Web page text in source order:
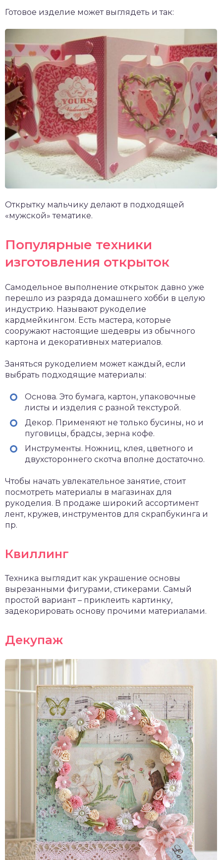
Готовое изделие может выглядеть и так:
Открытку мальчику делают в подходящей
«мужской» тематике.
Популярные техники
изготовления открыток
Самодельное выполнение открыток давно уже
перешло из разряда домашнего хобби в целую
индустрию. Называют рукоделие
кардмейкингом. Есть мастера, которые
сооружают настоящие шедевры из обычного
картона и декоративных материалов.
Заняться рукоделием может каждый, если
выбрать подходящие материалы:
Основа. Это бумага, картон, упаковочные
листы и изделия с разной текстурой.
Декор. Применяют не только бусины, но и
пуговицы, брадсы, зерна кофе.
Инструменты. Ножниц, клея, цветного и
двухстороннего скотча вполне достаточно.
Чтобы начать увлекательное занятие, стоит
посмотреть материалы в магазинах для
рукоделия. В продаже широкий ассортимент
лент, кружев, инструментов для скрапбукинга и
пр.
Квиллинг
Техника выглядит как украшение основы
вырезанными фигурами, стикерами. Самый
простой вариант – приклеить картинку,
задекорировать основу прочими материалами.
Декупаж